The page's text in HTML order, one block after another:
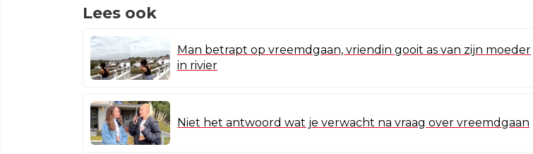
Lees ook
Man betrapt op vreemdgaan, vriendin gooit as van zijn moeder
in rivier
Niet het antwoord wat je verwacht na vraag over vreemdgaan